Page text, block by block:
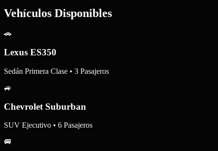
Vehículos Disponibles
🚗
Lexus ES350
Sedán Primera Clase • 3 Pasajeros
🚙
Chevrolet Suburban
SUV Ejecutivo • 6 Pasajeros
🚐